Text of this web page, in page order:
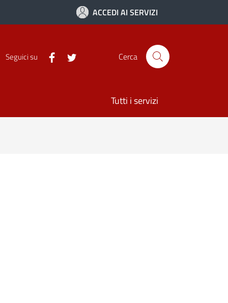
ACCEDI AI SERVIZI
Seguici su Cerca
Tutti i servizi